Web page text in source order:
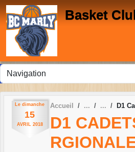
Basket
Le dimanche
15
AVRIL 2018
Accueil D1
D1
Panneau de gestion des cookies